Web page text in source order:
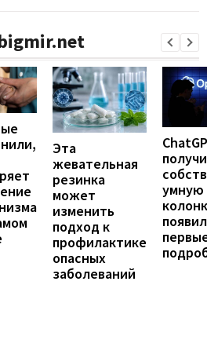
Эта
жевательная
резинка
может
изменить
подход к
профилактике
опасных
заболеваний
умную